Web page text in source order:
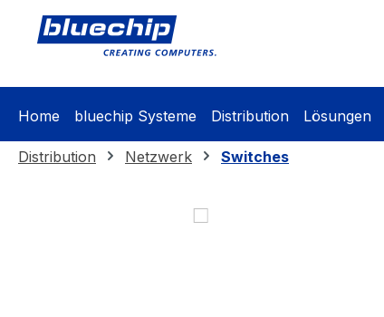
Zur Hauptnavigation springen
Home bluechip Systeme Distribution Lösungen
Distribution Netzwerk Switches
Bildergalerie überspringen